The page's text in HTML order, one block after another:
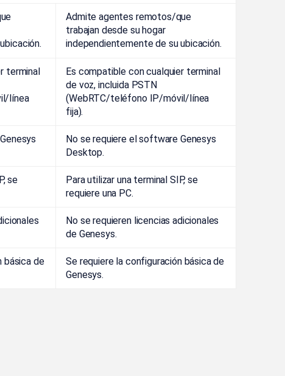
Admite agentes remotos/que
trabajan desde su hogar
independientemente de su ubicación.
terminal
línea
Es compatible con cualquier terminal
de voz, incluida PSTN
(WebRTC/teléfono IP/móvil/línea
fija).
No se requiere el software Genesys
Desktop.
se
Para utilizar una terminal SIP, se
requiere una PC.
No se requieren licencias adicionales
de Genesys.
básica de
Se requiere la configuración básica de
Genesys.